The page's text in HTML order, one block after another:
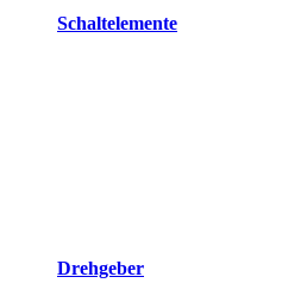
Schaltelemente
Drehgeber